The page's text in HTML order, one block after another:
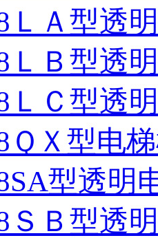
ＬＡ型透
ＬＢ型透
ＬＣ型透
ＱＸ型电
型透明
ＳＢ型透